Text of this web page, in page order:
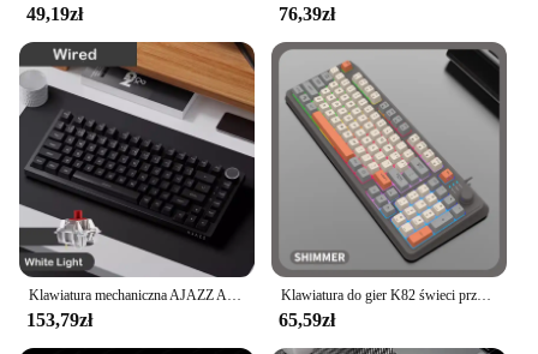
49,19zł 76,39zł
153,79zł
Klawiatura do gier K82 świeci przewodowy USB pulpit PC/notebooka dostępna 19-key punchless pokrętło do regulacji głośności
65,59zł